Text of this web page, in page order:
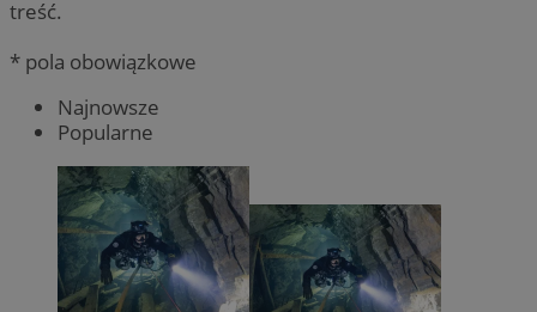
treść.
* pola obowiązkowe
Najnowsze
Popularne